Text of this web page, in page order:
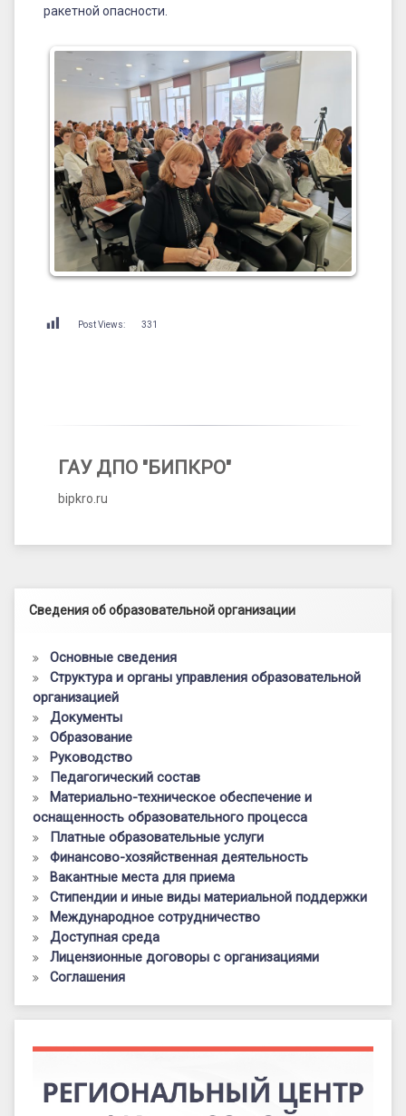
ракетной опасности.
Post Views: 331
ГАУ ДПО "БИПКРО"
bipkro.ru
Левый сайдбар
Сведения об образовательной организации
Основные сведения
Структура и органы управления образовательной
организацией
Документы
Образование
Руководство
Педагогический состав
Материально-техническое обеспечение и
оснащенность образовательного процесса
Платные образовательные услуги
Финансово-хозяйственная деятельность
Вакантные места для приема
Стипендии и иные виды материальной поддержки
Международное сотрудничество
Доступная среда
Лицензионные договоры с организациями
Соглашения